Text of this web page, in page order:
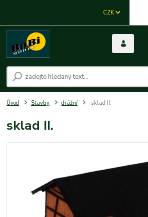
CZK
Úvod Stavby drážní sklad II.
sklad II.